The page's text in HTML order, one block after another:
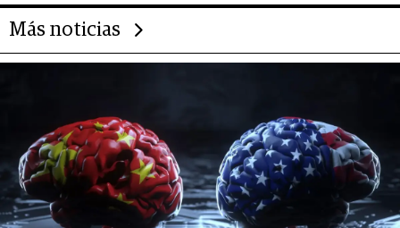
Más noticias